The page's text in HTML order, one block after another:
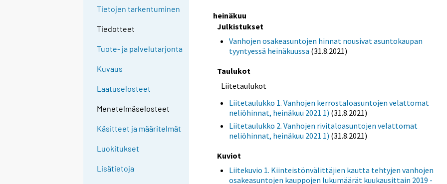
Tietojen tarkentuminen
Tiedotteet
Tuote- ja palvelutarjonta
Kuvaus
Laatuselosteet
Menetelmäselosteet
Käsitteet ja määritelmät
Luokitukset
Lisätietoja
heinäkuu
Julkistukset
Vanhojen osakeasuntojen hinnat nousivat asuntokaupan
tyyntyessä heinäkuussa (31.8.2021)
Taulukot
Liitetaulukot
Liitetaulukko 1. Vanhojen kerrostaloasuntojen velattomat
neliöhinnat, heinäkuu 2021 1) (31.8.2021)
Liitetaulukko 2. Vanhojen rivitaloasuntojen velattomat
neliöhinnat, heinäkuu 2021 1) (31.8.2021)
Kuviot
Liitekuvio 1. Kiinteistönvälittäjien kautta tehtyjen vanhojen
osakeasuntojen kauppojen lukumäärät kuukausittain 2019 -